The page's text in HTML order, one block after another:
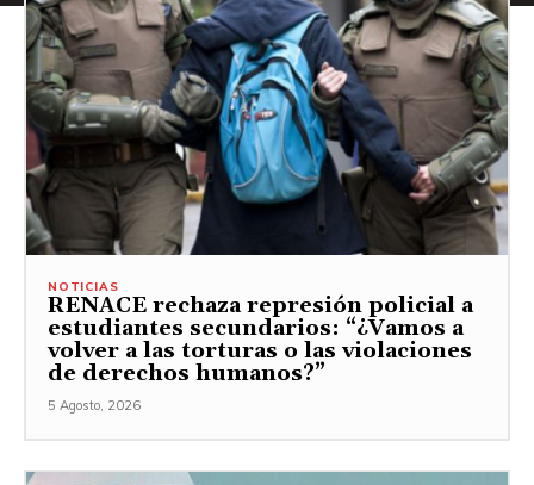
NOTICIAS
RENACE rechaza represión policial a
estudiantes secundarios: “¿Vamos a
volver a las torturas o las violaciones
de derechos humanos?”
5 Agosto, 2026